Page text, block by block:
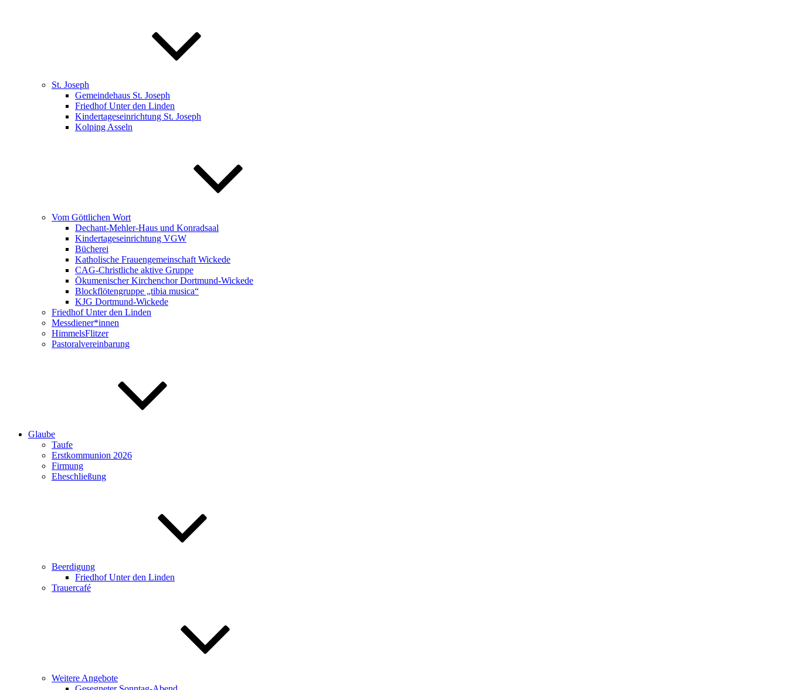
St. Joseph
Gemeindehaus St. Joseph
Friedhof Unter den Linden
Kindertageseinrichtung St. Joseph
Kolping Asseln
Vom Göttlichen Wort
Dechant-Mehler-Haus und Konradsaal
Kindertageseinrichtung VGW
Bücherei
Katholische Frauengemeinschaft Wickede
CAG-Christliche aktive Gruppe
Ökumenischer Kirchenchor Dortmund-Wickede
Blockflötengruppe „tibia musica“
KJG Dortmund-Wickede
Friedhof Unter den Linden
Messdiener*innen
HimmelsFlitzer
Pastoralvereinbarung
Glaube
Taufe
Erstkommunion 2026
Firmung
Eheschließung
Beerdigung
Friedhof Unter den Linden
Trauercafé
Weitere Angebote